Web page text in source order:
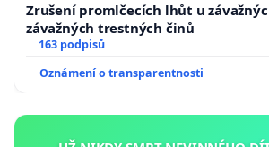
Zrušení promlčecích lhůt u
závažných trestných činů
163 podpisů
Oznámení o transparentnosti